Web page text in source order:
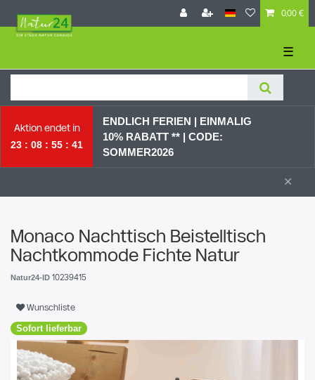
0,00 €
☰
Aktion endet in
23
08 55 40
ENDLICH FERIEN | EINMALIG
10% RABATT ** | CODE:
SOMMER2026
×
Monaco Nachttisch Beistelltisch
Nachtkommode Fichte Natur
Natur24-ID 10239415
Wunschliste
Sofort lieferbar